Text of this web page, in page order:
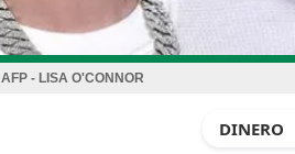
AFP - LISA O'CONNOR
DINERO